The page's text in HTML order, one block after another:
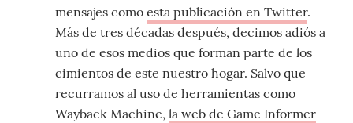
mensajes como esta publicación en Twitter.
Más de tres décadas después, decimos adiós a
uno de esos medios que forman parte de los
cimientos de este nuestro hogar. Salvo que
recurramos al uso de herramientas como
Wayback Machine, la web de Game Informer